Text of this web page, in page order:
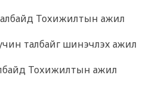
Тохижилтын ажил
талбайг шинэчлэх ажил
Тохижилтын ажил